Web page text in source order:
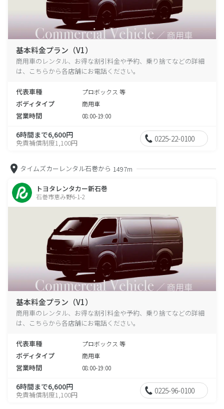
基本料金プラン（V1）
商用車のレンタル、お得な割引料金や予約、乗り捨てなどの詳細
は、こちらから各店舗にお電話ください。
代表車種 プロボックス 等
ボディタイプ 商用車
営業時間 08:00-19:00
6時間まで6,600円
免責補償制度1,100円 0225-22-0100
タイムズカーレンタル石巻から 1497m
トヨタレンタカー新石巻
石巻市恵み野6-1-2
基本料金プラン（V1）
商用車のレンタル、お得な割引料金や予約、乗り捨てなどの詳細
は、こちらから各店舗にお電話ください。
代表車種 プロボックス 等
ボディタイプ 商用車
営業時間 08:00-19:00
6時間まで6,600円
免責補償制度1,100円 0225-96-0100